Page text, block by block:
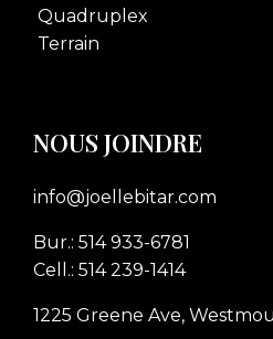
Quadruplex
Terrain
NOUS JOINDRE
info@joellebitar.com
Bur.: 514 933-6781
Cell.: 514 239-1414
1225 Greene Ave,